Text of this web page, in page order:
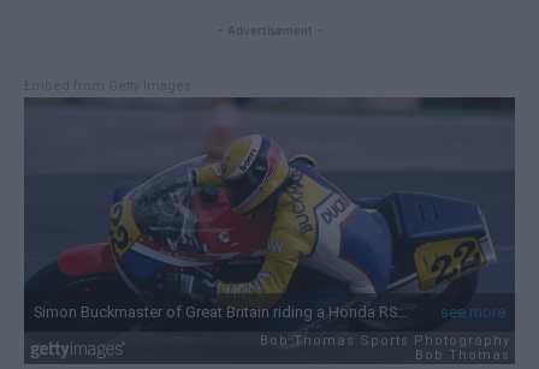
- Advertisement -